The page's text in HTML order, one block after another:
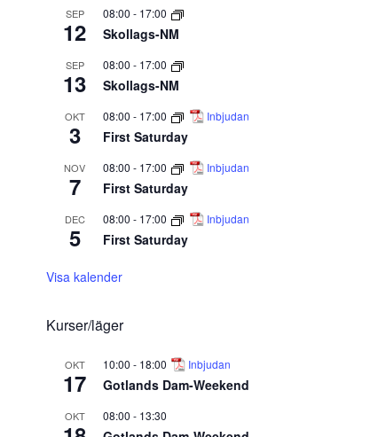
SEP
12
08:00 - 17:00
Skollags-NM
SEP
13
08:00 - 17:00
Skollags-NM
OKT
3
08:00 - 17:00 Inbjudan
First Saturday
NOV
7
08:00 - 17:00 Inbjudan
First Saturday
DEC
5
08:00 - 17:00 Inbjudan
First Saturday
Visa kalender
Kurser/läger
OKT
17
10:00 - 18:00 Inbjudan
Gotlands Dam-Weekend
OKT 08:00 - 13:30